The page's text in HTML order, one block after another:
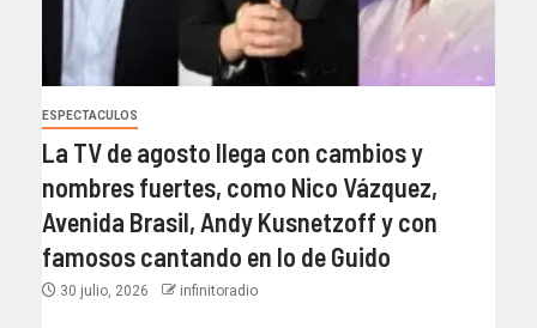
ESPECTACULOS
La TV de agosto llega con cambios y
nombres fuertes, como Nico Vázquez,
Avenida Brasil, Andy Kusnetzoff y con
famosos cantando en lo de Guido
30 julio, 2026 infinitoradio